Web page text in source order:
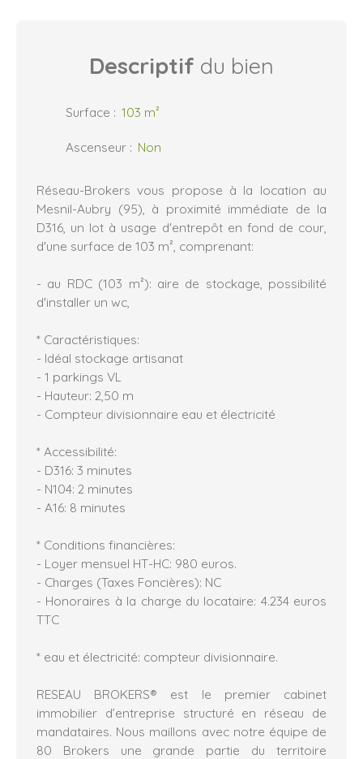
Descriptif du bien
Surface : 103 m²
Ascenseur : Non
Réseau-Brokers vous propose à la location au
Mesnil-Aubry (95), à proximité immédiate de la
D316, un lot à usage d'entrepôt en fond de cour,
d'une surface de 103 m², comprenant:
- au RDC (103 m²): aire de stockage, possibilité
d'installer un wc,
* Caractéristiques:
- Idéal stockage artisanat
- 1 parkings VL
- Hauteur: 2,50 m
- Compteur divisionnaire eau et électricité
* Accessibilité:
- D316: 3 minutes
- N104: 2 minutes
- A16: 8 minutes
* Conditions financières:
- Loyer mensuel HT-HC: 980 euros.
- Charges (Taxes Foncières): NC
- Honoraires à la charge du locataire: 4.234 euros
TTC
* eau et électricité: compteur divisionnaire.
RESEAU BROKERS® est le premier cabinet
immobilier d’entreprise structuré en réseau de
mandataires. Nous maillons avec notre équipe de
80 Brokers une grande partie du territoire